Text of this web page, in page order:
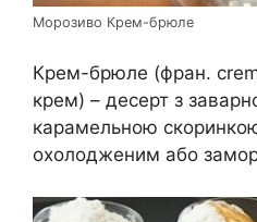
Морозиво Крем-брюле
Крем-брюле (фран.
крем) – десерт з
карамельною
охолодженим або